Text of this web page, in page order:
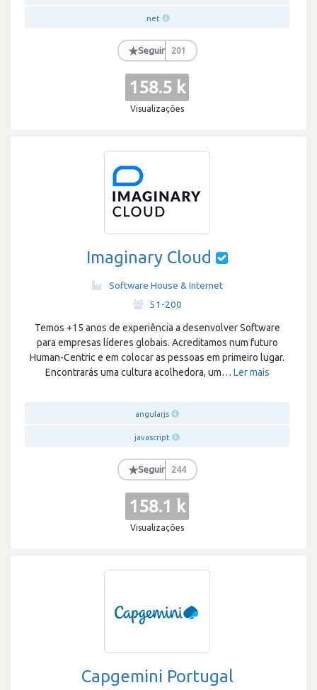
.net
★Seguir 201
158.5 k
Visualizações
Imaginary Cloud
Software House & Internet
51-200
Temos +15 anos de experiência a desenvolver Software
para empresas líderes globais. Acreditamos num futuro
Human-Centric e em colocar as pessoas em primeiro lugar.
Encontrarás uma cultura acolhedora, um… Ler mais
angularjs
javascript
★Seguir 244
158.1 k
Visualizações
Capgemini Portugal